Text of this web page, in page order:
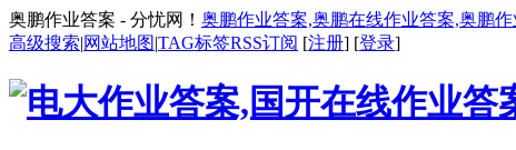
奥鹏作业答案 - 分忧网！ 奥鹏作业答案,奥鹏在线作业答案,奥鹏
高级搜索|网站地图|TAG标签RSS订阅 [注册] [登录]